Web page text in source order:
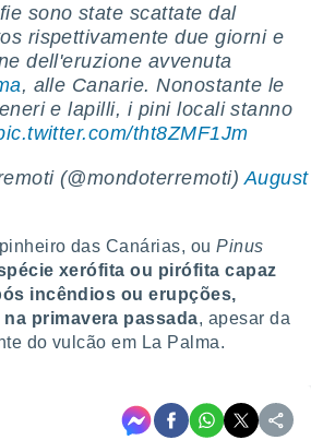
sono state scattate dal
rispettivamente due giorni e
dell'eruzione avvenuta
, alle Canarie. Nonostante le
e lapilli, i pini locali stanno
tht8ZMF1Jm
(@mondoterremoti)August
das Canárias, ouPinus
xerófita ou pirófita capaz
incêndios ou erupções,
na primavera passada, apesar da
do vulcão em La Palma.